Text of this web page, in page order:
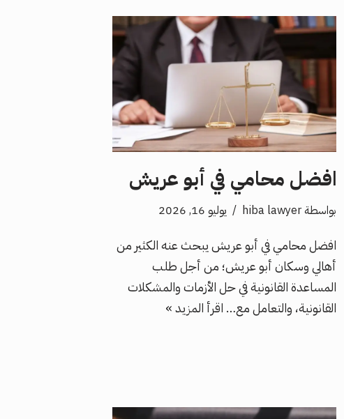
افضل محامي في أبو عريش
بواسطةhiba lawyer يوليو 16, 2026
افضل محامي في أبو عريش يبحث عنه الكثير من
أهالي وسكان أبو عريش؛ من أجل طلب
المساعدة القانونية في حل الأزمات والمشكلات
القانونية، والتعامل مع… اقرأ المزيد »